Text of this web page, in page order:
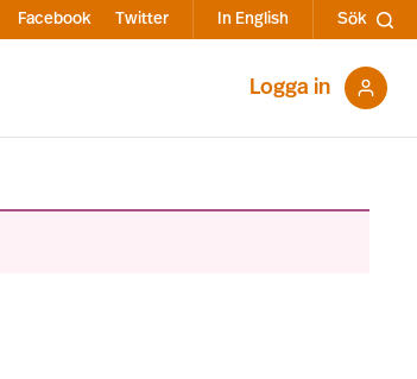
Facebook Twitter In English Sök
Logga in